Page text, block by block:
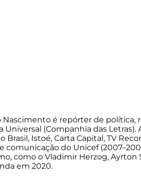
Nascimento é repórter de política,
Universal (Companhia das
Brasil, Istoé, Carta Capital, TV
comunicação do Unicef
como o Vladimir Herzog,
em 2020.